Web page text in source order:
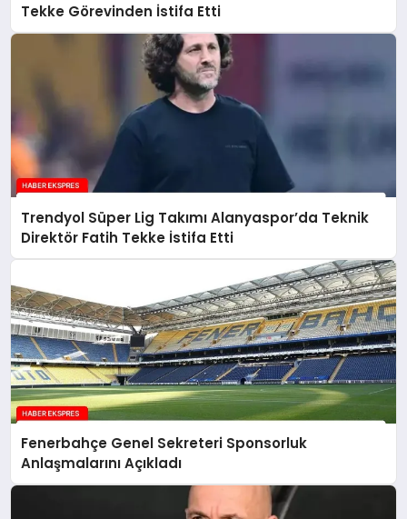
Tekke Görevinden İstifa Etti
Trendyol Süper Lig Takımı Alanyaspor’da Teknik
Direktör Fatih Tekke İstifa Etti
Fenerbahçe Genel Sekreteri Sponsorluk
Anlaşmalarını Açıkladı